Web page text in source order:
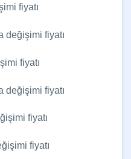
fiyatı
değişimi fiyatı
fiyatı
değişimi fiyatı
fiyatı
fiyatı